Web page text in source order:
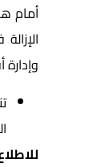
أمام